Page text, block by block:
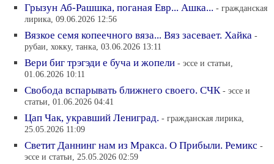
Грызун Аб-Рашшка, поганая Евр... Ашка... - гражданская
лирика, 09.06.2026 12:56
Вязкое семя копеечного вяза... Вяз засевает. Хайка -
рубаи, хокку, танка, 03.06.2026 13:11
Вери биг трэгэди е буча и жопели - эссе и статьи,
01.06.2026 10:11
Свобода вспарывать ближнего своего. СЧК - эссе и
статьи, 01.06.2026 04:41
Цап Чак, укравший Лениград. - гражданская лирика,
25.05.2026 11:09
Светит Даннинг нам из Мракса. О Прибыли. Ремикс -
эссе и статьи, 25.05.2026 02:59